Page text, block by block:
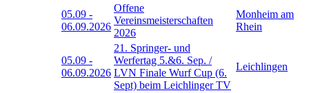
05.09 -
06.09.2026
Offene
Vereinsmeisterschaften
2026
Monheim am
Rhein
05.09 -
06.09.2026
21. Springer- und
Werfertag 5.&6. Sep. /
LVN Finale Wurf Cup (6.
Sept) beim Leichlinger TV
Leichlingen